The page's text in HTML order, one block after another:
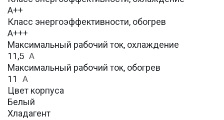
А++
Класс энергоэффективности, обогрев
А+++
Максимальный рабочий ток, охлаждение
11,5 A
Максимальный рабочий ток, обогрев
11
А
Цвет корпуса
Белый
Хладагент